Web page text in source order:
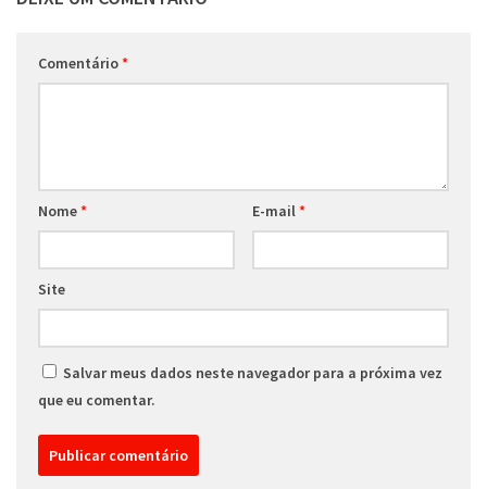
Comentário*
Nome* E-mail *
Site
Salvar meus dados neste navegador para a próxima vez
que eu comentar.